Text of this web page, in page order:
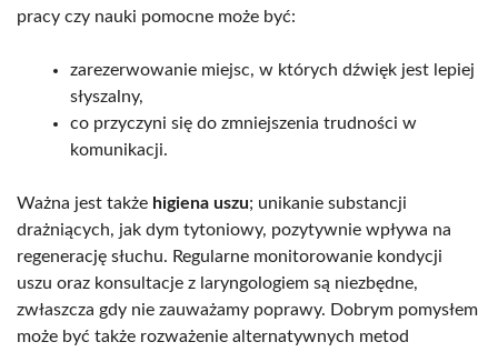
pracy czy nauki pomocne może być:
zarezerwowanie miejsc, w których dźwięk jest lepiej
słyszalny,
co przyczyni się do zmniejszenia trudności w
komunikacji.
Ważna jest także higiena uszu; unikanie substancji
drażniących, jak dym tytoniowy, pozytywnie wpływa na
regenerację słuchu. Regularne monitorowanie kondycji
uszu oraz konsultacje z laryngologiem są niezbędne,
zwłaszcza gdy nie zauważamy poprawy. Dobrym pomysłem
może być także rozważenie alternatywnych metod